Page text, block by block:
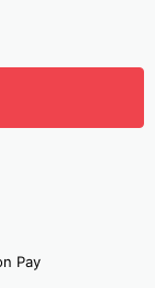
Pay